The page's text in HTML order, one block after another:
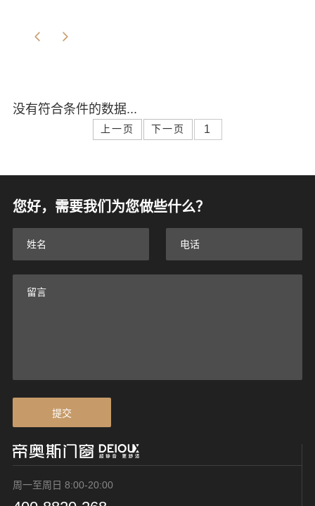
没有符合条件的数据...
上一页 下一页
周一至周日 8:00-20:00
您好，需要我们为您做些什么？
提交